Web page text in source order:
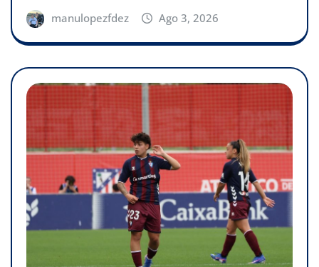
manulopezfdez Ago 3, 2026